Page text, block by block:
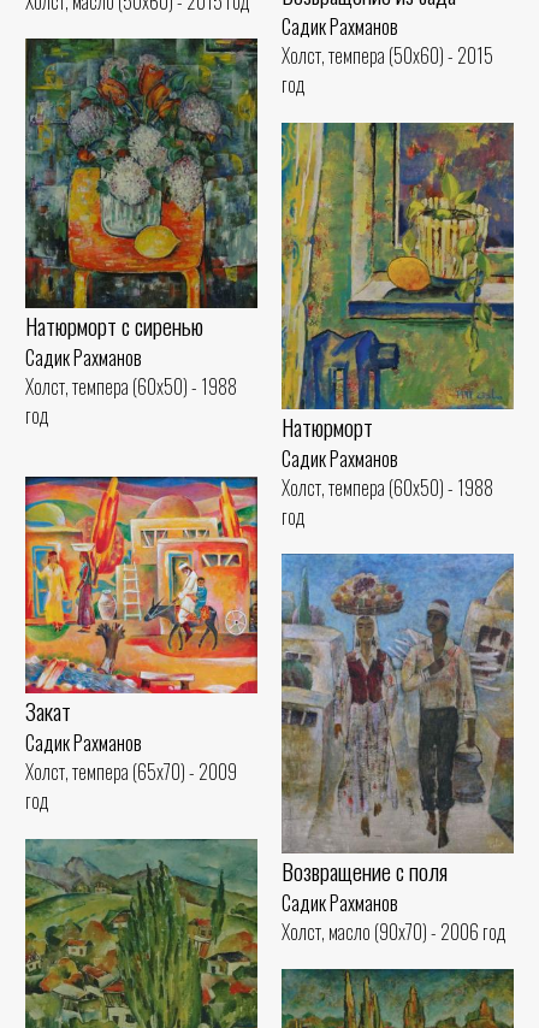
Садик Рахманов
Холст, темпера (50x60) - 2015
год
Натюрморт с сиренью
Садик Рахманов
Холст, темпера (60x50) - 1988
год
Натюрморт
Садик Рахманов
Холст, темпера (60x50) - 1988
год
Закат
Садик Рахманов
Холст, темпера (65x70) - 2009
год
Возвращение с поля
Садик Рахманов
Холст, масло (90x70) - 2006 год